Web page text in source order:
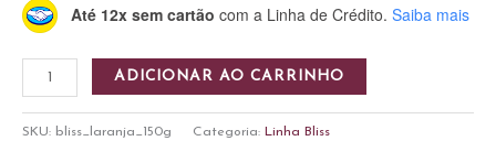
Até 12x sem cartão com a Linha de Crédito. Saiba mais
Bliss
Laranja
150g
ADICIONAR AO CARRINHO
SKU: bliss_laranja_150g Categoria: Linha Bliss